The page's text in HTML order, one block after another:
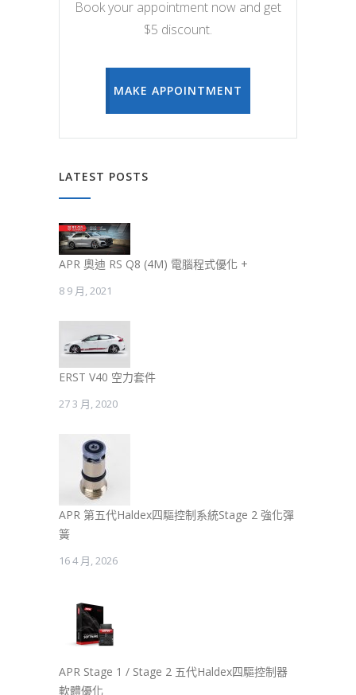
Book your appointment now and get
$5 discount.
MAKE APPOINTMENT
LATEST POSTS
APR 奧迪 RS Q8 (4M) 電腦程式優化 +
8 9 月, 2021
ERST V40 空力套件
27 3 月, 2020
APR 第五代Haldex四驅控制系統Stage 2 強化彈
簧
16 4 月, 2026
APR Stage 1 / Stage 2 五代Haldex四驅控制器
軟體優化